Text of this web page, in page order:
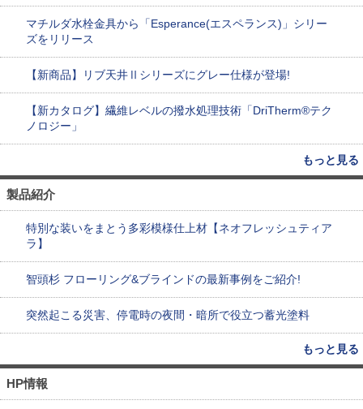
マチルダ水栓金具から「Esperance(エスペランス)」シリー
ズをリリース
【新商品】リブ天井Ⅱシリーズにグレー仕様が登場!
【新カタログ】繊維レベルの撥水処理技術「DriTherm®テク
ノロジー」
もっと見る
製品紹介
特別な装いをまとう多彩模様仕上材【ネオフレッシュティア
ラ】
智頭杉 フローリング&ブラインドの最新事例をご紹介!
突然起こる災害、停電時の夜間・暗所で役立つ蓄光塗料
もっと見る
HP情報